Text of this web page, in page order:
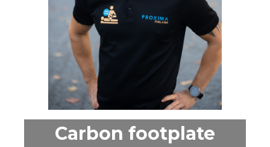
Carbon footplate